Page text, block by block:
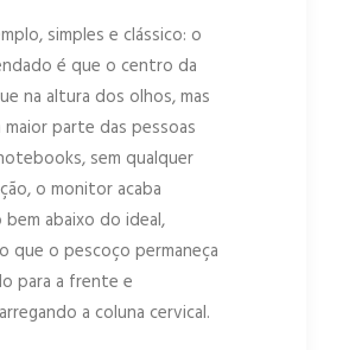
simples e clássico: o
é que o centro da
na altura dos olhos, mas
maior parte das pessoas
sem qualquer
o monitor acaba
abaixo do ideal,
que o pescoço permaneça
para a frente e
a coluna cervical.